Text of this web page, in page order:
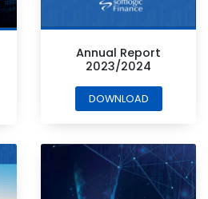
Annual Report
2023/2024
DOWNLOAD